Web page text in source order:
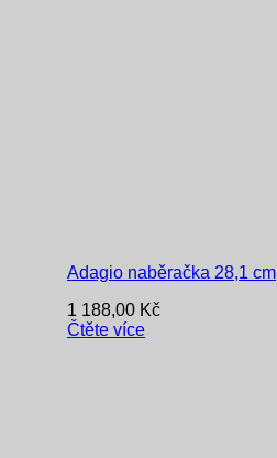
Adagio naběračka 28,1 cm
1 188,00 Kč
Čtěte více